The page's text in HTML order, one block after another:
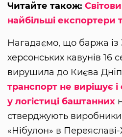
Читайте також:
найбільші експортери
Нагадаємо, що баржа із
херсонських кавунів 16
вирушила до Києва
транспорт не вирішує і
у логістиці баштанних
стверджують
«Нібулон» в